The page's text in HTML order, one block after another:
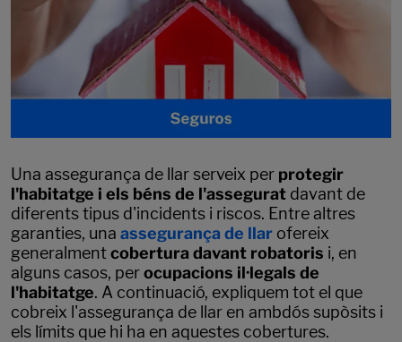
Una assegurança de llar serveix per protegir
l'habitatge i els béns de l'assegurat davant de
diferents tipus d'incidents i riscos. Entre altres
garanties, una assegurança de llar ofereix
generalmentcobertura davant robatoris i, en
alguns casos, perocupacions il·legals de
l'habitatge. A continuació, expliquem tot el que
cobreix l'assegurança de llar en ambdós supòsits i
els límits que hi ha en aquestes cobertures.